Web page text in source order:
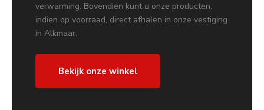
verwarming. Bovendien kunt u onze producten,
indien op voorraad, direct afhalen in onze vestiging
in Alkmaar.
Bekijk onze winkel